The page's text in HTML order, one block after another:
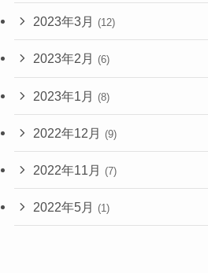
2023年3月 (12)
2023年2月 (6)
2023年1月 (8)
2022年12月 (9)
2022年11月 (7)
2022年5月 (1)